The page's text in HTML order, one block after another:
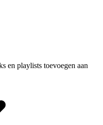
en playlists toevoegen aan